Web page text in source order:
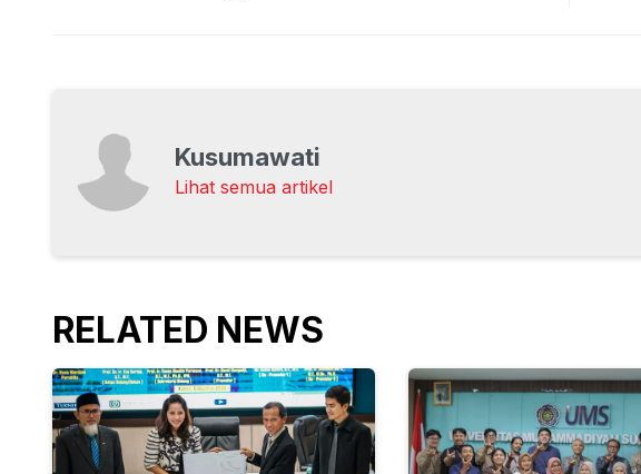
Kusumawati
Lihat semua artikel
RELATED NEWS